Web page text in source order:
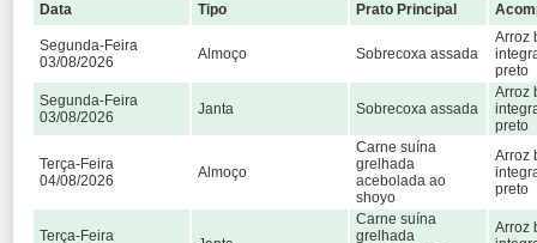
Data
Tipo Prato Principal
Segunda-Feira
03/08/2026
Almoço Sobrecoxa assada
Arroz
preto
Segunda-Feira
03/08/2026
Janta Sobrecoxa assada
Arroz
preto
Terça-Feira
04/08/2026
Almoço
Carne suína
grelhada
acebolada ao
shoyo
Arroz
preto
Terça-Feira
Carne suína
grelhada
Arroz